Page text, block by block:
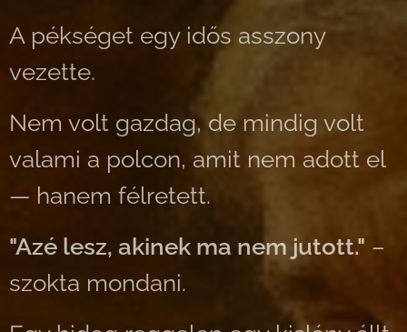
A pékséget egy idős asszony
vezette.
Nem volt gazdag, de mindig volt
valami a polcon, amit nem adott el
— hanem félretett.
"Azé lesz, akinek ma nem jutott." –
szokta mondani.